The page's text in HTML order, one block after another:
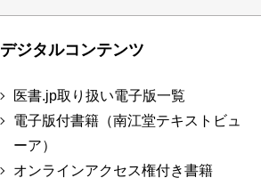
デジタルコンテンツ
医書.jp取り扱い電子版一覧
電子版付書籍（南江堂テキストビュ
ーア）
オンラインアクセス権付き書籍